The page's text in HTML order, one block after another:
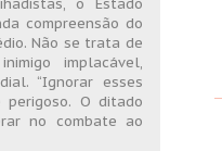
o Estado
compreensão do
Não se trata de
implacável,
“Ignorar esses
O ditado
no combate ao